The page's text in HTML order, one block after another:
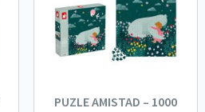
PUZLE AMISTAD – 1000